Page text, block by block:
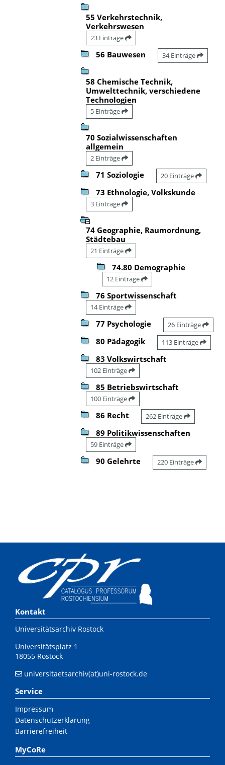
55 Verkehrstechnik,
Verkehrswesen
23 Einträge
56 Bauwesen 34 Einträge
58 Chemische Technik,
Umwelttechnik, verschiedene
Technologien
5 Einträge
70 Sozialwissenschaften
allgemein
2 Einträge
71 Soziologie 20 Einträge
73 Ethnologie, Volkskunde
3 Einträge
74 Geographie, Raumordnung,
Städtebau
21 Einträge
74.80 Demographie
12 Einträge
76 Sportwissenschaft
14 Einträge
77 Psychologie 26 Einträge
80 Pädagogik 113 Einträge
83 Volkswirtschaft
102 Einträge
85 Betriebswirtschaft
100 Einträge
86 Recht 262 Einträge
89 Politikwissenschaften
59 Einträge
90 Gelehrte 220 Einträge
Kontakt
Universitätsarchiv Rostock
Universitätsplatz 1
18055 Rostock
universitaetsarchiv(at)uni-rostock.de
Service
Impressum
Datenschutzerklärung
Barrierefreiheit
MyCoRe